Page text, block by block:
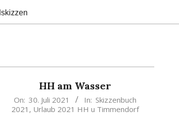
Primary
HH am Wasser
2021-
07-
On: 30. Juli 2021 In: Skizzenbuch
2021 , Urlaub 2021 HH u Timmendorf